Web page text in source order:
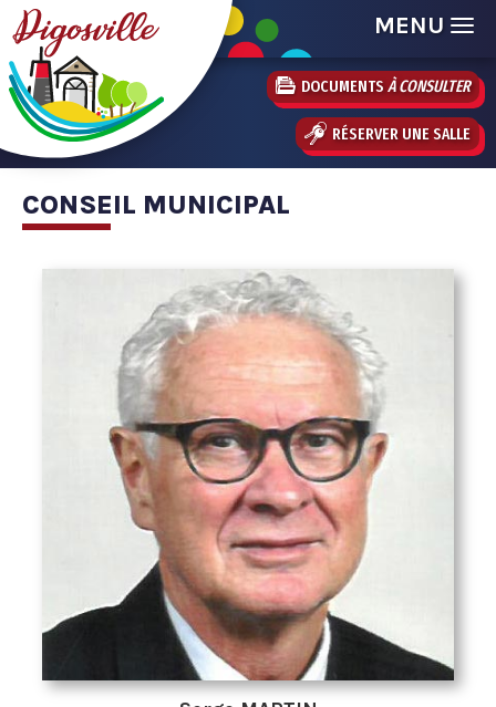
MENU
DOCUMENTSÀ CONSULTER
RÉSERVER UNE SALLE
CONSEIL MUNICIPAL